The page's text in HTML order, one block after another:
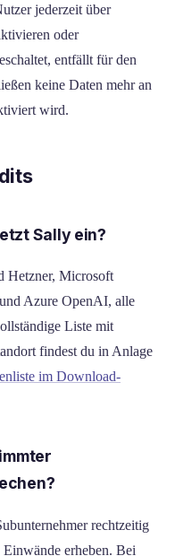
jederzeit über
oder
entfällt für den
keine Daten mehr an
wird.
Sally ein?
Hetzner, Microsoft
Azure OpenAI, alle
Liste mit
findest du in Anlage
im Download-
rechtzeitig
erheben. Bei